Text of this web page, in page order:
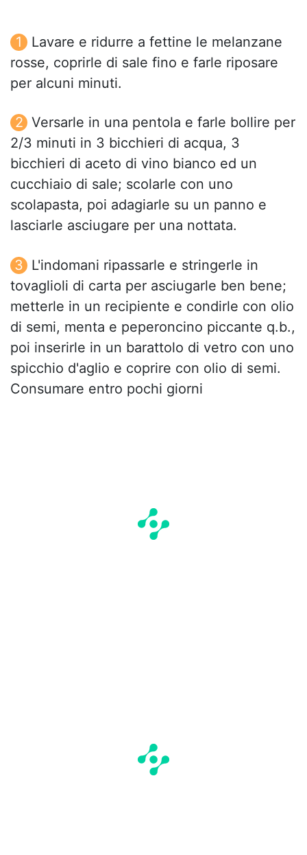
Lavare e ridurre a fettine le melanzane
rosse, coprirle di sale fino e farle riposare
per alcuni minuti.
Versarle in una pentola e farle bollire per
2/3 minuti in 3 bicchieri di acqua, 3
bicchieri di aceto di vino bianco ed un
cucchiaio di sale; scolarle con uno
scolapasta, poi adagiarle su un panno e
lasciarle asciugare per una nottata.
L'indomani ripassarle e stringerle in
tovaglioli di carta per asciugarle ben bene;
metterle in un recipiente e condirle con olio
di semi, menta e peperoncino piccante q.b.,
poi inserirle in un barattolo di vetro con uno
spicchio d'aglio e coprire con olio di semi.
Consumare entro pochi giorni